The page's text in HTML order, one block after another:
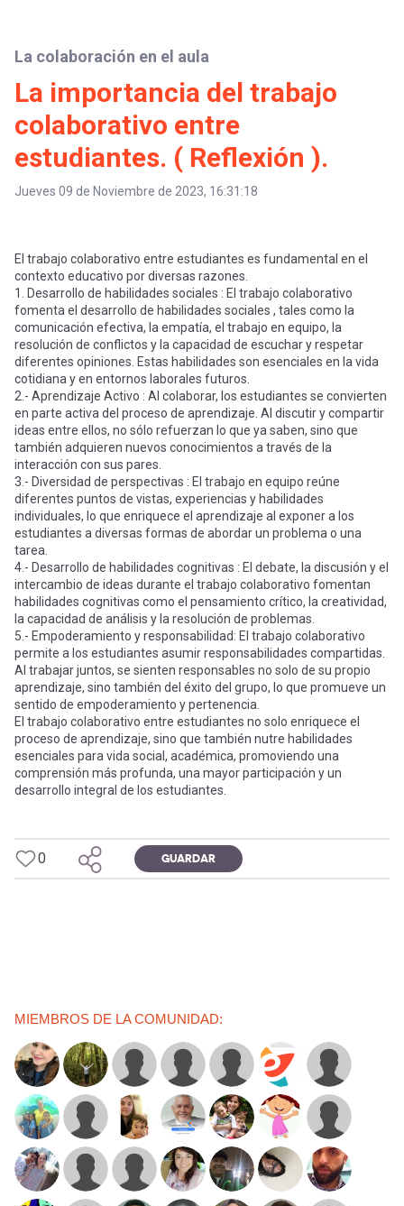
a
mi
cuenta
La colaboración en el aula
La importancia del trabajo
colaborativo entre
estudiantes. ( Reflexión ).
Jueves 09 de Noviembre de 2023, 16:31:18
El trabajo colaborativo entre estudiantes es fundamental en el
contexto educativo por diversas razones.
1. Desarrollo de habilidades sociales : El trabajo colaborativo
fomenta el desarrollo de habilidades sociales , tales como la
comunicación efectiva, la empatía, el trabajo en equipo, la
resolución de conflictos y la capacidad de escuchar y respetar
diferentes opiniones. Estas habilidades son esenciales en la vida
cotidiana y en entornos laborales futuros.
2.- Aprendizaje Activo : Al colaborar, los estudiantes se convierten
en parte activa del proceso de aprendizaje. Al discutir y compartir
ideas entre ellos, no sólo refuerzan lo que ya saben, sino que
también adquieren nuevos conocimientos a través de la
interacción con sus pares.
3.- Diversidad de perspectivas : El trabajo en equipo reúne
diferentes puntos de vistas, experiencias y habilidades
individuales, lo que enriquece el aprendizaje al exponer a los
estudiantes a diversas formas de abordar un problema o una
tarea.
4.- Desarrollo de habilidades cognitivas : El debate, la discusión y el
intercambio de ideas durante el trabajo colaborativo fomentan
habilidades cognitivas como el pensamiento crítico, la creatividad,
la capacidad de análisis y la resolución de problemas.
5.- Empoderamiento y responsabilidad: El trabajo colaborativo
permite a los estudiantes asumir responsabilidades compartidas.
Al trabajar juntos, se sienten responsables no solo de su propio
aprendizaje, sino también del éxito del grupo, lo que promueve un
sentido de empoderamiento y pertenencia.
El trabajo colaborativo entre estudiantes no solo enriquece el
proceso de aprendizaje, sino que también nutre habilidades
esenciales para vida social, académica, promoviendo una
comprensión más profunda, una mayor participación y un
desarrollo integral de los estudiantes.
0 GUARDAR
MIEMBROS DE LA COMUNIDAD: